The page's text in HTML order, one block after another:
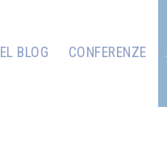
BLOG
CONFERENZE